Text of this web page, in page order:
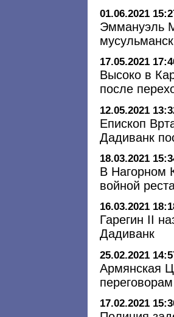
01.06.2021
Эммануэль
17.05.2021
Высоко в
после
12.05.2021
Епископ
Дадиванк
18.03.2021
В Нагорном
войной
16.03.2021
Гарегин II
Дадиванк
25.02.2021
Армянская
переговорам
17.02.2021